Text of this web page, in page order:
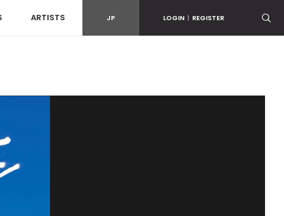
ARTISTS JP LOGIN | REGISTER